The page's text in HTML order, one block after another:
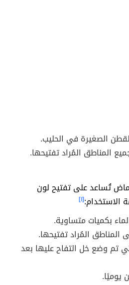
الصغيرة في الحليب.
المناطق المُراد تفتيحها.
تُساعد على تفتيح لون
الاستخدام:[١]
بكميات متساوية.
المُراد تفتيحها.
تم وضع خل التفاح عليها بعد
يوميًا.